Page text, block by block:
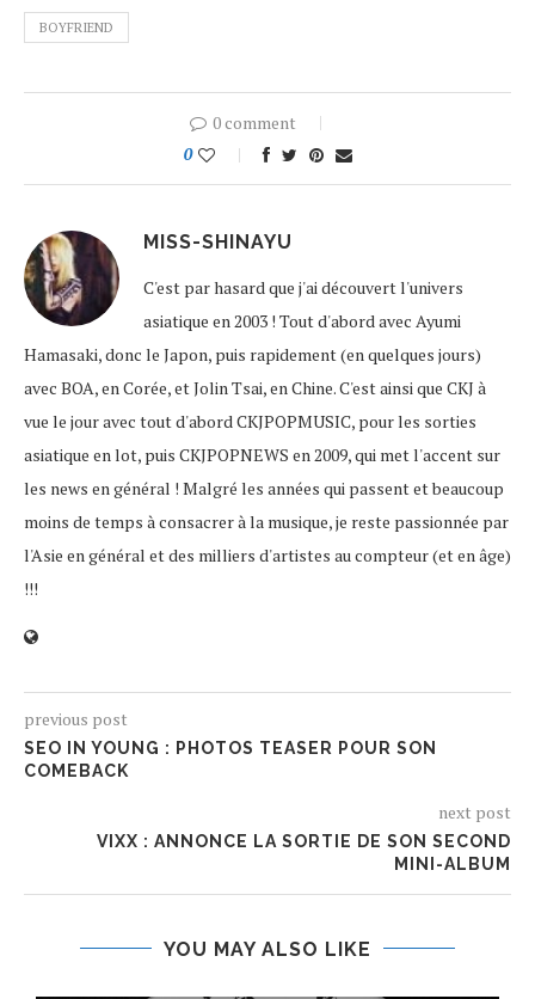
BOYFRIEND
0 comment
0
MISS-SHINAYU
C'est par hasard que j'ai découvert l'univers
asiatique en 2003 ! Tout d'abord avec Ayumi
Hamasaki, donc le Japon, puis rapidement (en quelques jours)
avec BOA, en Corée, et Jolin Tsai, en Chine. C'est ainsi que CKJ à
vue le jour avec tout d'abord CKJPOPMUSIC, pour les sorties
asiatique en lot, puis CKJPOPNEWS en 2009, qui met l'accent sur
les news en général ! Malgré les années qui passent et beaucoup
moins de temps à consacrer à la musique, je reste passionnée par
l'Asie en général et des milliers d'artistes au compteur (et en âge)
!!!
previous post
SEO IN YOUNG : PHOTOS TEASER POUR SON
COMEBACK
next post
VIXX : ANNONCE LA SORTIE DE SON SECOND
MINI-ALBUM
YOU MAY ALSO LIKE